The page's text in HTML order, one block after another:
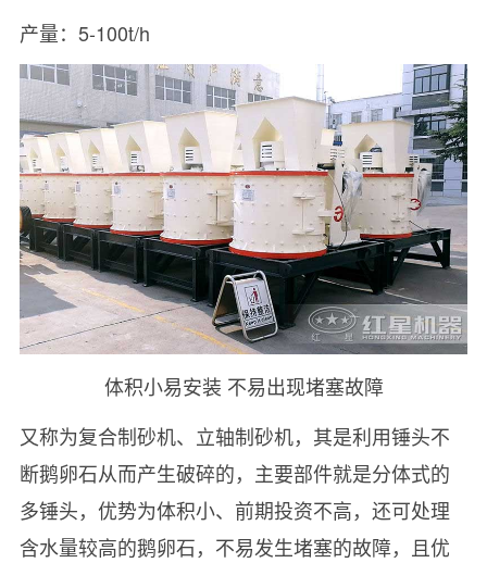
产量：5-100t/h
体积小易安装 不易出现堵塞故障
又称为复合制砂机、立轴制砂机，其是利用锤头不
断鹅卵石从而产生破碎的，主要部件就是分体式的
多锤头，优势为体积小、前期投资不高，还可处理
含水量较高的鹅卵石，不易发生堵塞的故障，且优